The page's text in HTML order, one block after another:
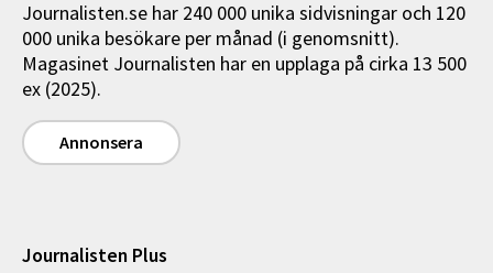
Journalisten.se har 240 000 unika sidvisningar och 120
000 unika besökare per månad (i genomsnitt).
Magasinet Journalisten har en upplaga på cirka 13 500
ex (2025).
Annonsera
Journalisten Plus